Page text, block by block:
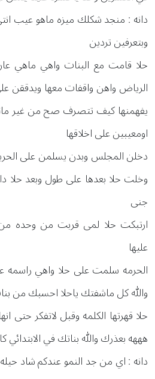
دانه : منجد شكلك ميزه ماهو عيب
وبتعرفين تردين
حلا قامت مع البنات واهي ماهي
الرياض واهن واقفات معها ويدققن
يفهمنها كيف تتصرف صح من غير
اومعيبين على اخلاقها
دخلن المجلس وبدن يسلمن على
وخلت حلا بعدها على طول وبعد حلا
جنى
ارتبكت حلا لمى قربت من وحده من
عليها
الحرمه سلمت على حلا واهي راسمه
والله كل ماشفتك ياحلا احسبك من
حلا قهرتها الكلمه وقبل لاتفكر
هههه بعذرك والله بناتك في الابتدائي
دانه : اي من جد النمو عندكم شاد